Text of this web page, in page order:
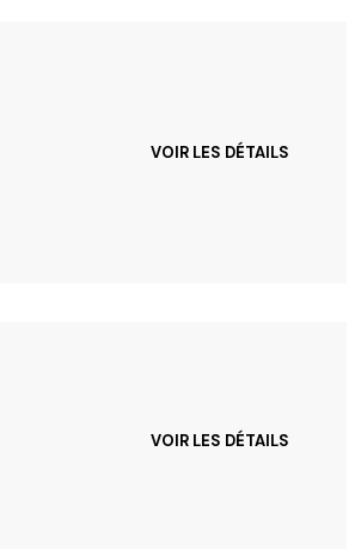
VOIR LES DÉTAILS
VOIR LES DÉTAILS